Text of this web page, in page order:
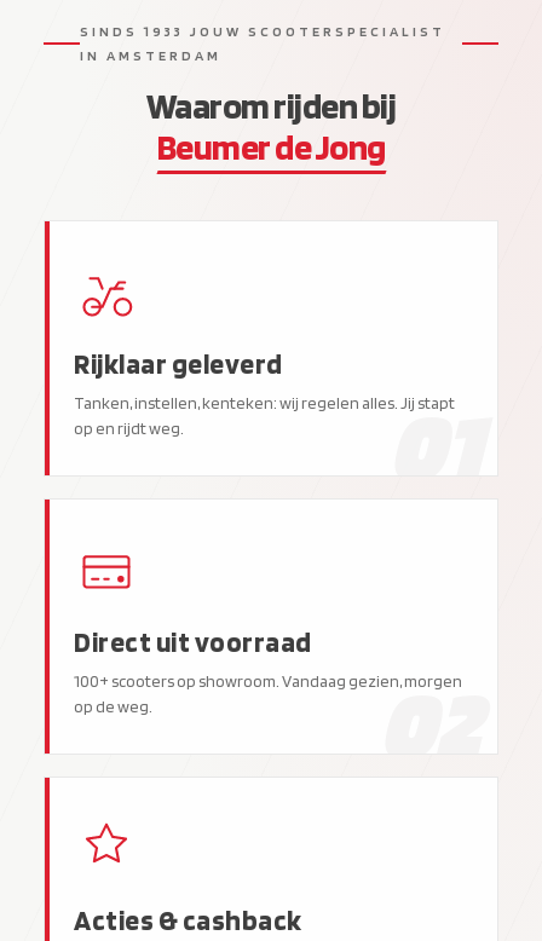
SINDS 1933 JOUW SCOOTERSPECIALIST
IN AMSTERDAM
Waarom rijden bij
Beumer de Jong
Rijklaar geleverd
Tanken, instellen, kenteken: wij regelen alles. Jij stapt
op en rijdt weg.
01
Direct uit voorraad
100+ scooters op showroom. Vandaag gezien, morgen
op de weg.
02
Acties & cashback